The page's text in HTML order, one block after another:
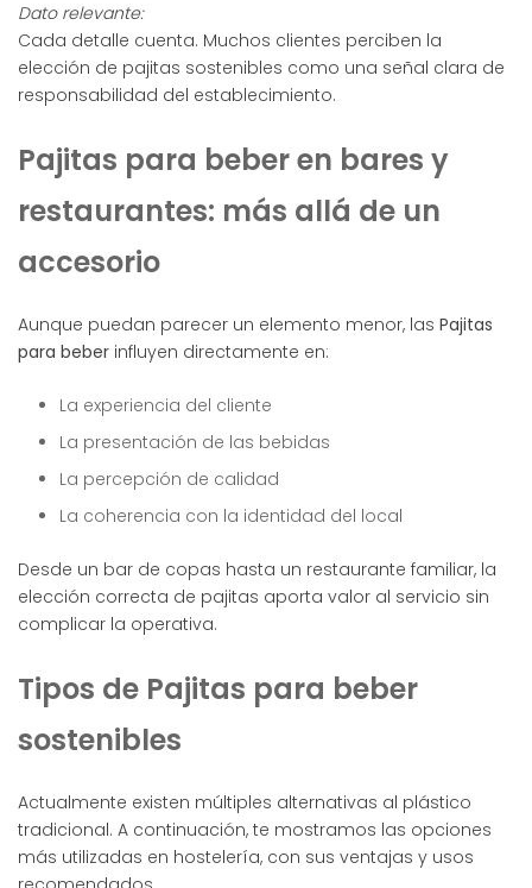
Dato relevante:
Cada detalle cuenta. Muchos clientes perciben la
elección de pajitas sostenibles como una señal clara de
responsabilidad del establecimiento.
Pajitas para beber en bares y
restaurantes: más allá de un
accesorio
Aunque puedan parecer un elemento menor, las Pajitas
para beber influyen directamente en:
La experiencia del cliente
La presentación de las bebidas
La percepción de calidad
La coherencia con la identidad del local
Desde un bar de copas hasta un restaurante familiar, la
elección correcta de pajitas aporta valor al servicio sin
complicar la operativa.
Tipos de Pajitas para beber
sostenibles
Actualmente existen múltiples alternativas al plástico
tradicional. A continuación, te mostramos las opciones
más utilizadas en hostelería, con sus ventajas y usos